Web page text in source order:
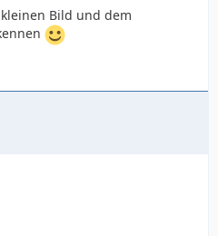
Bild und dem